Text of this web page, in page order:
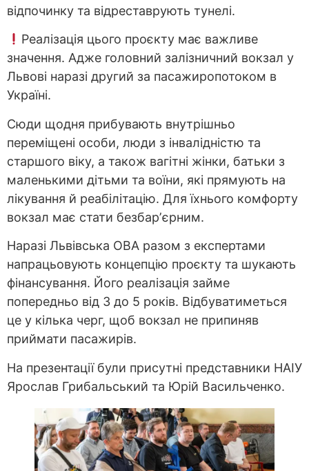
відпочинку та відреставрують тунелі.
Реалізація цього проєкту має важливе
значення. Адже головний залізничний вокзал у
Львові наразі другий за пасажиропотоком в
Україні.
Сюди щодня прибувають внутрішньо
переміщені особи, люди з інвалідністю та
старшого віку, а також вагітні жінки, батьки з
маленькими дітьми та воїни, які прямують на
лікування й реабілітацію. Для їхнього комфорту
вокзал має стати безбарʼєрним.
Наразі Львівська ОВА разом з експертами
напрацьовують концепцію проєкту та шукають
фінансування. Його реалізація займе
попередньо від 3 до 5 років. Відбуватиметься
це у кілька черг, щоб вокзал не припиняв
приймати пасажирів.
На презентації були присутні представники НАІУ
Ярослав Грибальський та Юрій Васильченко.